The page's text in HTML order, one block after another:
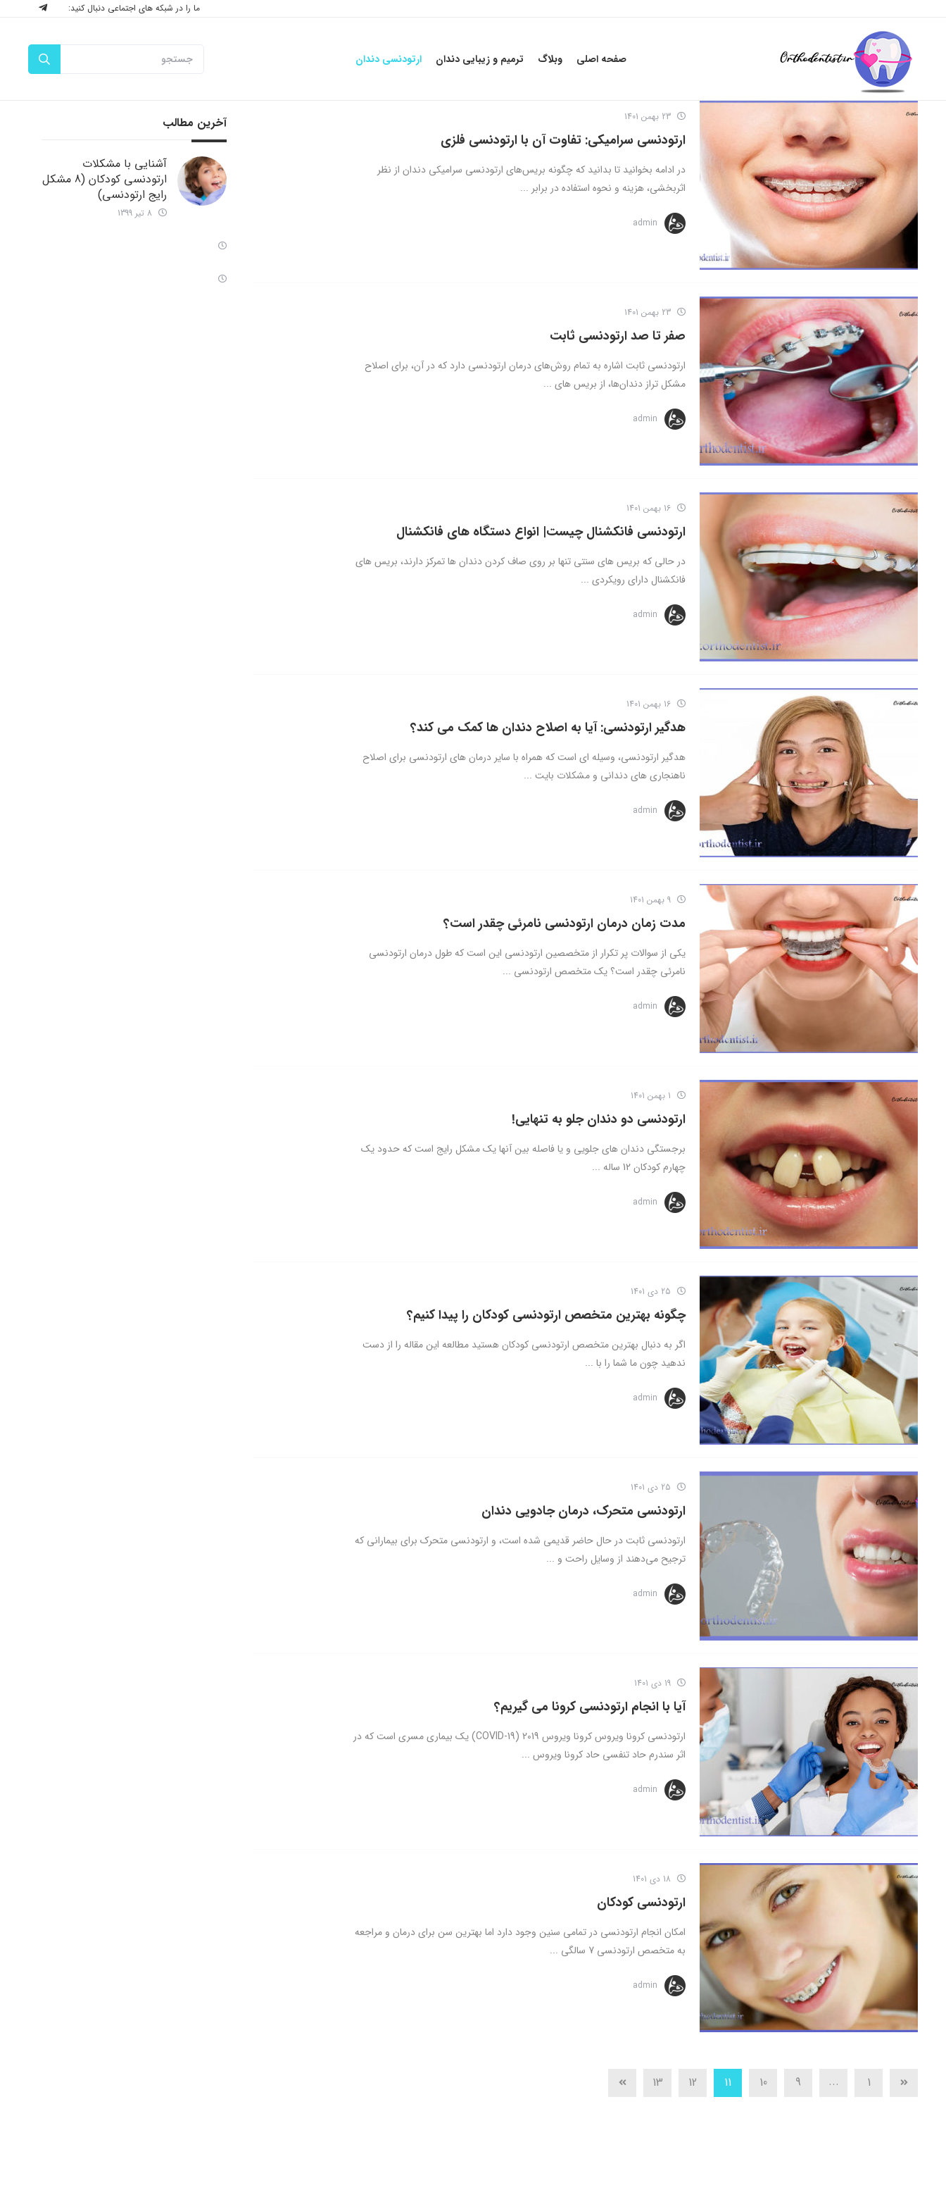
ما را در شبکه های اجتماعی دنبال کنید:
صفحه اصلی وبلاگ ترمیم و زیبایی دندان ارتودنسی دندان
ارتودنسی سرامیکی: تفاوت آن با ارتودنسی فلزی
در ادامه بخوانید تا بدانید که چگونه بریس‌های ارتودنسی سرامیکی دندان از نظر
اثربخشی، هزینه و نحوه استفاده در برابر ...
admin
صفر تا صد ارتودنسی ثابت
ارتودنسی ثابت اشاره به تمام روش‌های درمان ارتودنسی دارد که در آن، برای اصلاح
مشکل تراز دندان‌ها، از بریس های ...
admin
ارتودنسی فانکشنال چیست| انواع دستگاه های فانکشنال
در حالی که بریس های سنتی تنها بر روی صاف کردن دندان ها تمرکز دارند، بریس های
فانکشنال دارای رویکردی ...
admin
هدگیر ارتودنسی: آیا به اصلاح دندان ها کمک می کند؟
هدگیر ارتودنسی، وسیله ای است که همراه با سایر درمان های ارتودنسی برای اصلاح
ناهنجاری های دندانی و مشکلات بایت ...
admin
مدت زمان درمان ارتودنسی نامرئی چقدر است؟
یکی از سوالات پر تکرار از متخصصین ارتودنسی این است که طول درمان ارتودنسی
نامرئی چقدر است؟ یک متخصص ارتودنسی ...
admin
ارتودنسی دو دندان جلو به تنهایی!
برجستگی دندان های جلویی و یا فاصله بین آنها یک مشکل رایج است که حدود یک
چهارم کودکان 12 ساله ...
admin
چگونه بهترین متخصص ارتودنسی کودکان را پیدا کنیم؟
اگر به دنبال بهترین متخصص ارتودنسی کودکان هستید مطالعه این مقاله را از دست
ندهید چون ما شما را با ...
admin
ارتودنسی متحرک، درمان جادویی دندان
ارتودنسی ثابت در حال حاضر قدیمی شده است، و ارتودنسی متحرک برای بیمارانی که
ترجیح می‌دهند از وسایل راحت و ...
admin
آیا با انجام ارتودنسی کرونا می گیریم؟
ارتودنسی کرونا ویروس کرونا ویروس 2019 (COVID-19) یک بیماری مسری است که در
اثر سندرم حاد تنفسی حاد کرونا ویروس ...
admin
ارتودنسی کودکان
امکان انجام ارتودنسی در تمامی سنین وجود دارد اما بهترین سن برای درمان و مراجعه
به متخصص ارتودنسی 7 سالگی ...
admin
1
...
9
10
11
12
13
آخرین مطالب
آشنایی با مشکلات
ارتودنسی کودکان (8 مشکل
رایج ارتودنسی)